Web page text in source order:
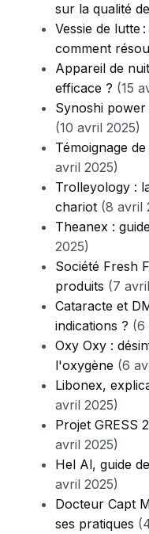
sur la qualité
Vessie de lutte
comment
Appareil de
efficace ? (15
Synoshi
(10 avril 2025)
Témoignage
avril 2025)
Trolleyology :
chariot (8 avril
Theanex :
2025)
Société Fresh
produits (7
Cataracte et
indications ? (6
Oxy Oxy :
l'oxygène (6
Libonex,
avril 2025)
Projet GRESS
avril 2025)
Hel Al, guide
avril 2025)
Docteur Capt
ses pratiques